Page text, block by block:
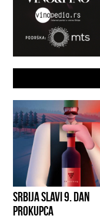
SRBIJA SLAVI 9. DAN
PROKUPCA